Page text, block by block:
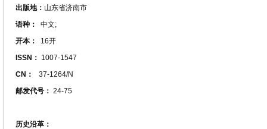
出版地： 山东省济南市
语种：
中文;
开本：
16开
ISSN： 1007-1547
CN：
37-1264/N
邮发代号： 24-75
历史沿革：